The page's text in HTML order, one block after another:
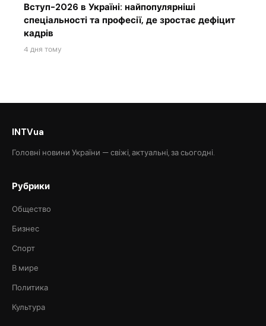
Вступ-2026 в Україні: найпопулярніші
спеціальності та професії, де зростає дефіцит
кадрів
4 дня тому
INTVua
Головні новини України — свіжі, актуальні, за сьогодні.
Рубрики
Общество
Бизнес
Спорт
В мире
Политика
Культура